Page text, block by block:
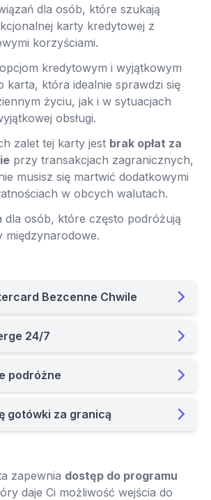
dla osób, które szukają
karty kredytowej z
korzyściami.
kredytowym i wyjątkowym
karta, która idealnie sprawdzi się
życiu, jak i w sytuacjach
obsługi.
zalet tej karty jest brak opłat za
przy transakcjach zagranicznych,
musisz się martwić dodatkowymi
w obcych walutach.
dla osób, które często podróżują
międzynarodowe.
Bezcenne Chwile
24/7
podróżne
gotówki za granicą
zapewnia dostęp do programu
daje Ci możliwość wejścia do